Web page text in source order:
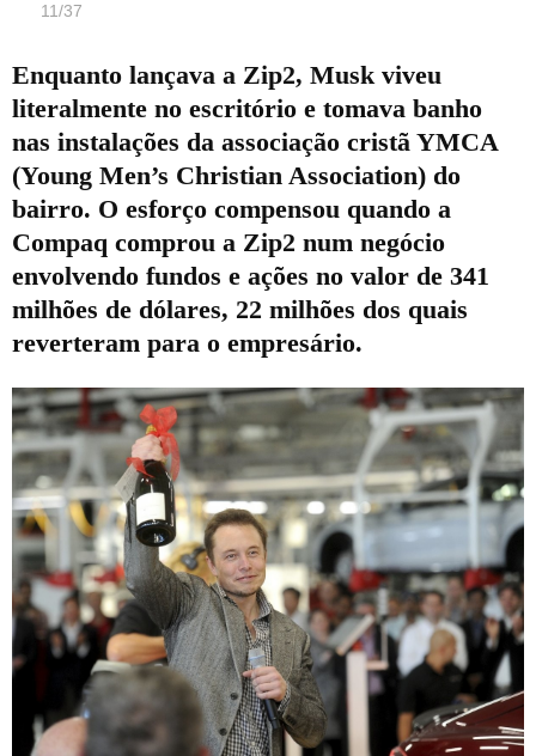
11/37
Enquanto lançava a Zip2, Musk viveu
literalmente no escritório e tomava banho
nas instalações da associação cristã YMCA
(Young Men’s Christian Association) do
bairro. O esforço compensou quando a
Compaq comprou a Zip2 num negócio
envolvendo fundos e ações no valor de 341
milhões de dólares, 22 milhões dos quais
reverteram para o empresário.